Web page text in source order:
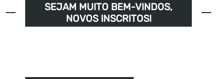
SEJAM MUITO BEM-VINDOS,
NOVOS INSCRITOS!